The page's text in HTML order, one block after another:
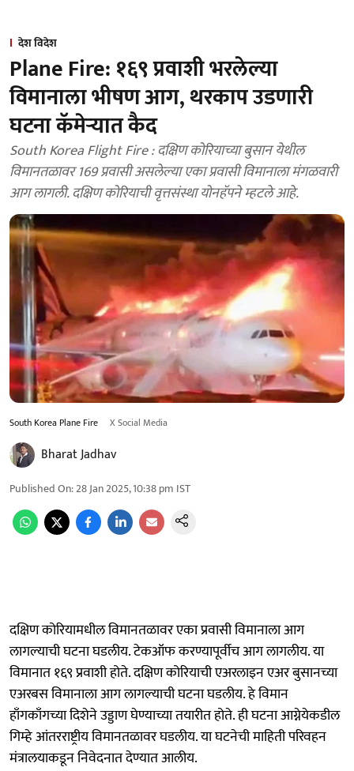
देश विदेश
Plane Fire: १६९ प्रवाशी भरलेल्या
विमानाला भीषण आग, थरकाप उडणारी
घटना कॅमेऱ्यात कैद
South Korea Flight Fire : दक्षिण कोरियाच्या बुसान येथील
विमानतळावर 169 प्रवासी असलेल्या एका प्रवासी विमानाला मंगळवारी
आग लागली. दक्षिण कोरियाची वृत्तसंस्था योनहॅपने म्हटले आहे.
South Korea Plane Fire X Social Media
Bharat Jadhav
Published On:28 Jan 2025, 10:38 pm IST
दक्षिण कोरियामधील विमानतळावर एका प्रवासी विमानाला आग
लागल्याची घटना घडलीय. टेकऑफ करण्यापूर्वीच आग लागलीय. या
विमानात १६९ प्रवाशी होते. दक्षिण कोरियाची एअरलाइन एअर बुसानच्या
एअरबस विमानाला आग लागल्याची घटना घडलीय. हे विमान
हाँगकाँगच्या दिशेने उड्डाण घेण्याच्या तयारीत होते. ही घटना आग्नेयेकडील
गिम्हे आंतरराष्ट्रीय विमानतळावर घडलीय. या घटनेची माहिती परिवहन
मंत्रालयाकडून निवेदनात देण्यात आलीय.